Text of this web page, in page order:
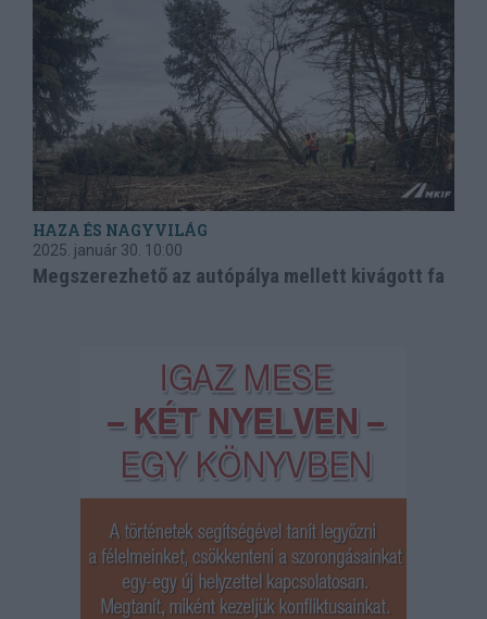
HAZA ÉS NAGYVILÁG
2025. január 30. 10:00
Megszerezhető az autópálya mellett kivágott fa